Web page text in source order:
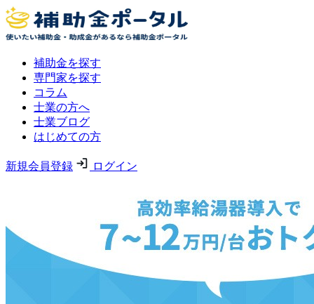
補助金を探す
専門家を探す
コラム
士業の方へ
士業ブログ
はじめての方
新規会員登録 ログイン